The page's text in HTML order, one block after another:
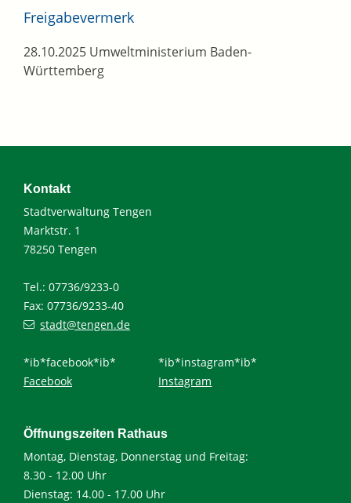
Freigabevermerk
28.10.2025 Umweltministerium Baden-
Württemberg
Kontakt
Stadtverwaltung Tengen
Marktstr. 1
78250 Tengen
Tel.: 07736/9233-0
Fax: 07736/9233-40
stadt@tengen.de
*ib*facebook*ib*
Facebook
*ib*instagram*ib*
Instagram
Öffnungszeiten Rathaus
Montag, Dienstag, Donnerstag und Freitag:
8.30 - 12.00 Uhr
Dienstag: 14.00 - 17.00 Uhr